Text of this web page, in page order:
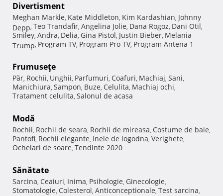
Divertisment
Meghan Markle, Kate Middleton, Kim Kardashian, Johnny
Depp, Teo Trandafir, Angelina Jolie, Dana Rogoz, Dani Otil,
Smiley, Andra, Delia, Gina Pistol, Justin Bieber, Melania
Trump, Program TV, Program Pro TV, Program Antena 1
Frumuseţe
Păr, Rochii, Unghii, Parfumuri, Coafuri, Machiaj, Sani,
Manichiura, Sampon, Buze, Celulita, Machiaj ochi,
Tratament celulita, Salonul de acasa
Modă
Rochii, Rochii de seara, Rochii de mireasa, Costume de baie,
Pantofi, Rochii elegante, Inele de logodna, Verighete,
Ochelari de soare, Tendinte 2020
Sănătate
Sarcina, Ceaiuri, Inima, Psihologie, Ginecologie,
Stomatologie, Colesterol, Anticonceptionale, Test sarcina,